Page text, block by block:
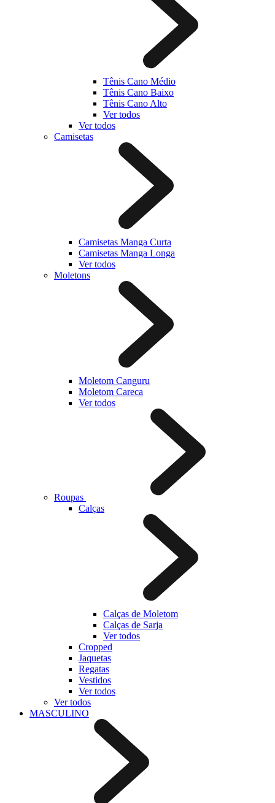
Tênis Cano Médio
Tênis Cano Baixo
Tênis Cano Alto
Ver todos
Ver todos
Camisetas
Camisetas Manga Curta
Camisetas Manga Longa
Ver todos
Moletons
Moletom Canguru
Moletom Careca
Ver todos
Roupas
Calças
Calças de Moletom
Calças de Sarja
Ver todos
Cropped
Jaquetas
Regatas
Vestidos
Ver todos
Ver todos
MASCULINO